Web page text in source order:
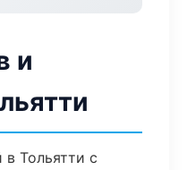
и
в Тольятти с